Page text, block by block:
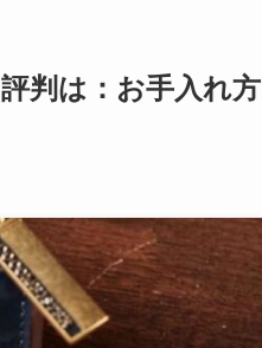
判は：お手入れ方